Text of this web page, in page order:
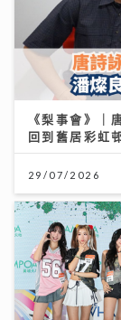
《梨事會》｜
回到舊居彩虹
29/07/2026